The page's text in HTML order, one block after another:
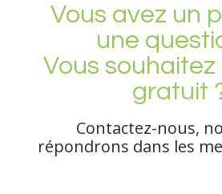
Vous avez un
une
Vous souhaitez
gratuit
Contactez-nous,
répondrons dans les